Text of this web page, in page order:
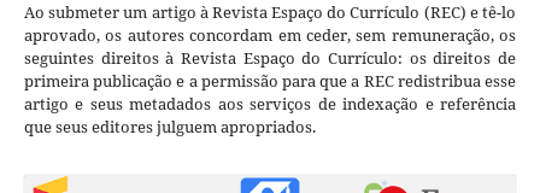
Ao submeter um artigo à Revista Espaço do Currículo (REC) e tê-lo
aprovado, os autores concordam em ceder, sem remuneração, os
seguintes direitos à Revista Espaço do Currículo: os direitos de
primeira publicação e a permissão para que a REC redistribua esse
artigo e seus metadados aos serviços de indexação e referência
que seus editores julguem apropriados.